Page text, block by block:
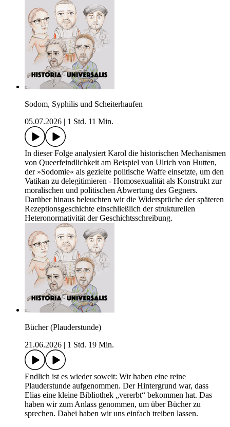
Sodom, Syphilis und Scheiterhaufen
05.07.2026
1 Std. 11 Min.
In dieser Folge analysiert Karol die historischen Mechanismen
von Queerfeindlichkeit am Beispiel von Ulrich von Hutten,
der »Sodomie« als gezielte politische Waffe einsetzte, um den
Vatikan zu delegitimieren - Homosexualität als Konstrukt zur
moralischen und politischen Abwertung des Gegners.
Darüber hinaus beleuchten wir die Widersprüche der späteren
Rezeptionsgeschichte einschließlich der strukturellen
Heteronormativität der Geschichtsschreibung.
Bücher (Plauderstunde)
21.06.2026
1 Std. 19 Min.
Endlich ist es wieder soweit: Wir haben eine reine
Plauderstunde aufgenommen. Der Hintergrund war, dass
Elias eine kleine Bibliothek „vererbt“ bekommen hat. Das
haben wir zum Anlass genommen, um über Bücher zu
sprechen. Dabei haben wir uns einfach treiben lassen.